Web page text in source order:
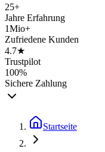
25+
Jahre Erfahrung
1Mio+
Zufriedene Kunden
4.7★
Trustpilot
100%
Sichere Zahlung
Startseite